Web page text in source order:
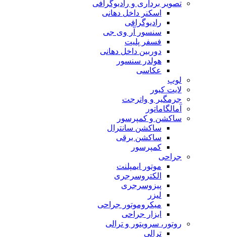
تصویر برداری و رادیوگرافی
اسکنر داخل دهانی
رادیوگرافی
سنسور آر وی جی
فسفر پلیت
دوربین داخل دهانی
هولدر سنسور
عکاسی
لوپ
لایت کیور
جرمگیر و واترجت
آمالگاماتور
ساکشن و کمپرسور
ساکشن سانترال
ساکشن برقی
کمپرسور
جراحی
موتور ایمپلنت
الکتروسرجری
پیزوسرجری
لیزر
میکروموتور جراحی
ابزار جراحی
روتور، سرویتور و ترالی
ترالی